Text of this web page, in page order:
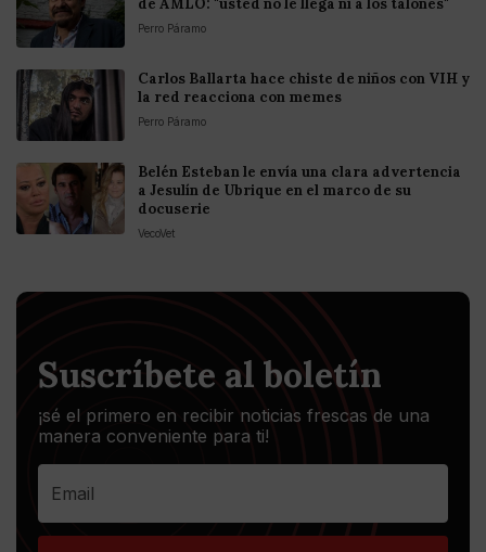
de AMLO: "usted no le llega ni a los talónes"
Perro Páramo
Carlos Ballarta hace chiste de niños con VIH y
la red reacciona con memes
Perro Páramo
Belén Esteban le envía una clara advertencia
a Jesulín de Ubrique en el marco de su
docuserie
VecoVet
Suscríbete al boletín
¡sé el primero en recibir noticias frescas de una
manera conveniente para ti!